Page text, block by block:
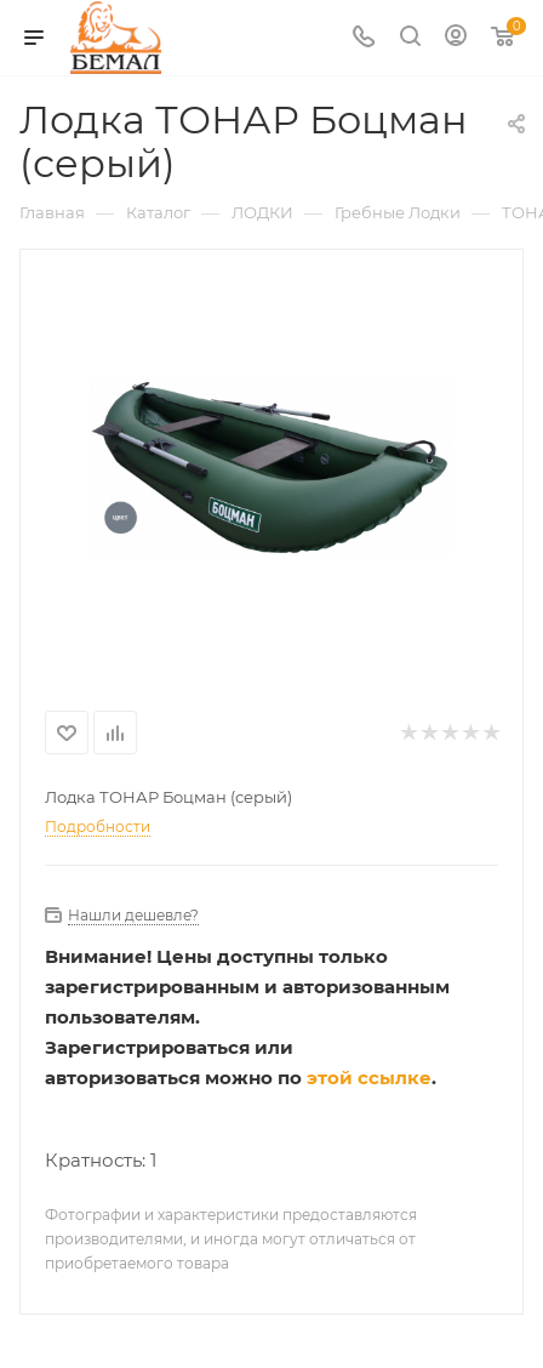
0
Лодка ТОНАР Боцман
(серый)
Главная — Каталог — ЛОДКИ — Гребные Лодки —
Лодка ТОНАР Боцман (серый)
Подробности
Нашли дешевле?
Внимание! Цены доступны только
зарегистрированным и авторизованным
пользователям.
Зарегистрироваться или
авторизоваться можно по этой ссылке.
Кратность: 1
Фотографии и характеристики предоставляются
производителями, и иногда могут отличаться от
приобретаемого товара